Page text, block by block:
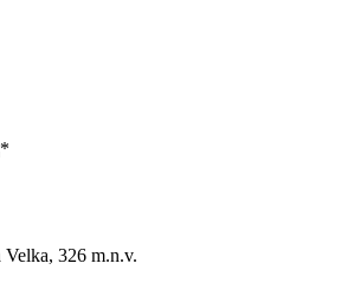
326 m.n.v.